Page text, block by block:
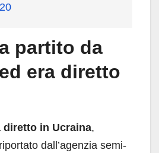
partito da
era diretto
diretto in Ucraina,
dall’agenzia semi-